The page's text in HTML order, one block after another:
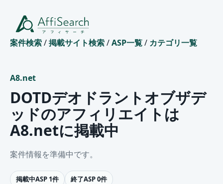
案件検索/掲載サイト検索/ASP一覧/ カテゴリ一覧
A8.net
DOTDデオドラントオブザデ
ッドのアフィリエイトは
A8.netに掲載中
案件情報を準備中です。
掲載中ASP 1件 終了ASP 0件